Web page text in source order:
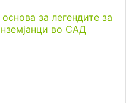
за легендите за
во САД